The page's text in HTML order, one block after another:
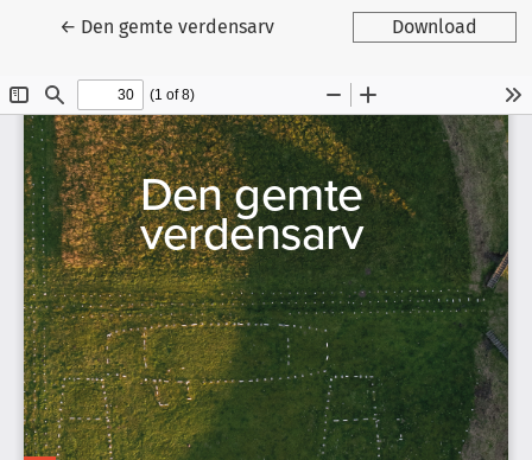
← Tilbage til artikeldetaljer
Den gemte verdensarv Download